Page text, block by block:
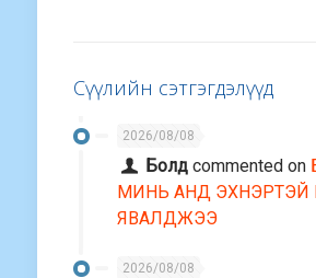
Сүүлийн сэтгэгдэлүүд
2026/08/08
Болд commented on
МИНЬ АНД
ЯВАЛДЖЭЭ
2026/08/08